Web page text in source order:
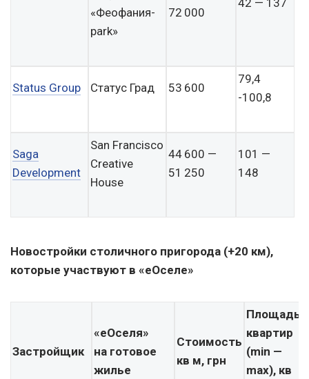
«Феофания-
park»
72 000
42 — 137
Status Group Статус Град 53 600
79,4
-100,8
Saga
Development
San Francisco
Creative
House
44 600 —
51 250
101 —
148
Новостройки столичного пригорода (+20 км),
которые участвуют в «еОселе»
Застройщик
«еОселя»
на готовое
жилье
Стоимость
кв м, грн
Площадь
квартир
(min —
max), кв